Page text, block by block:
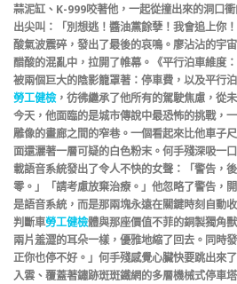
蒜泥缸、K-999咬著他，一起從撞出來的洞口
出尖叫：「別想逃！醬油黨餘孽！我會追上你
酸氣波震碎，發出了最後的哀鳴。廖沾沾的宇
醋酸的混亂中，拉開了帷幕。《平行泊車維度
被兩個巨大的陰影籠罩著：停車費，以及平行
勞工健檢，彷彿繼承了他所有的駕駛焦慮，從
今天，他面臨的是城市傳說中最恐怖的挑戰，
雕像的畫廊之間的窄巷。一個看起來比他車子
面還灑著一層可疑的白色粉末。何手殘深吸一
載語音系統發出了令人不快的女聲：「警告，
零。」「請考慮放棄治療。」他忽略了警告，
是語音系統，而是那兩塊永遠在關鍵時刻自動
判斷車勞工健檢體與那座價值不菲的銅製獨角
兩片羞澀的耳朵一樣，優雅地縮了回去。同時
正你也停不好。」何手殘感覺心臟快要跳出來
入雲、覆蓋著鏽跡斑斑鐵網的多層機械式停車